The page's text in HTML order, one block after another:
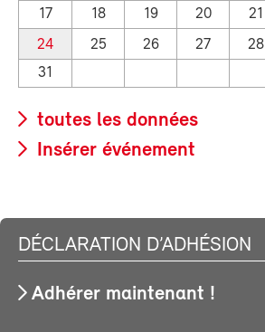
17
18 19 20 21
24
25 26 27 28
31
toutes les données
Insérer événement
DÉCLARATION D’ADHÉSION
Adhérer maintenant !